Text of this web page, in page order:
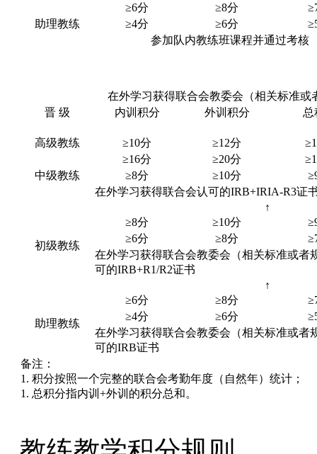
助理教练
≥6分 ≥8分
≥4分
≥6分
参加队内教练班课程并通过考核
在外学习获得联合会教委会（相关标准或
晋 级
内训积分 外训积分 总
高级教练 ≥10分 ≥12分
中级教练
≥16分 ≥20分
≥8分
≥10分
在外学习获得联合会认可的IRB+IRIA-R3证
↑
初级教练
≥8分 ≥10分
≥6分
≥8分
在外学习获得联合会教委会（相关标准或者
可的IRB+R1/R2证书
↑
助理教练
≥6分 ≥8分
≥4分
≥6分
在外学习获得联合会教委会（相关标准或者
可的IRB证书
备注：
1. 积分按照一个完整的联合会考勤年度（自然年）统计；
1. 总积分指内训+外训的积分总和。